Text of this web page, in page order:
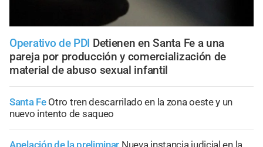
Operativo de PDI Detienen en Santa Fe a una
pareja por producción y comercialización de
material de abuso sexual infantil
Santa Fe Otro tren descarrilado en la zona oeste y un
nuevo intento de saqueo